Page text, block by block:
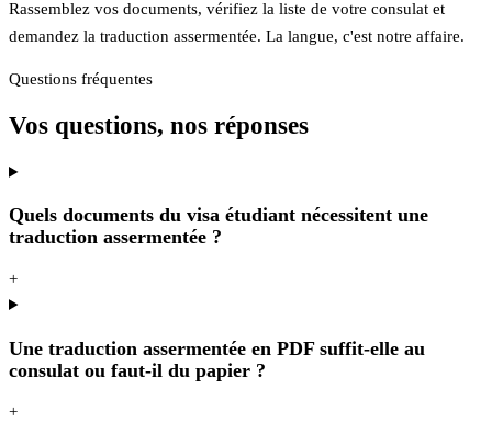
Rassemblez vos documents, vérifiez la liste de votre consulat et
demandez la traduction assermentée. La langue, c'est notre affaire.
Questions fréquentes
Vos questions, nos réponses
Quels documents du visa étudiant nécessitent une
traduction assermentée ?
+
Une traduction assermentée en PDF suffit-elle au
consulat ou faut-il du papier ?
+